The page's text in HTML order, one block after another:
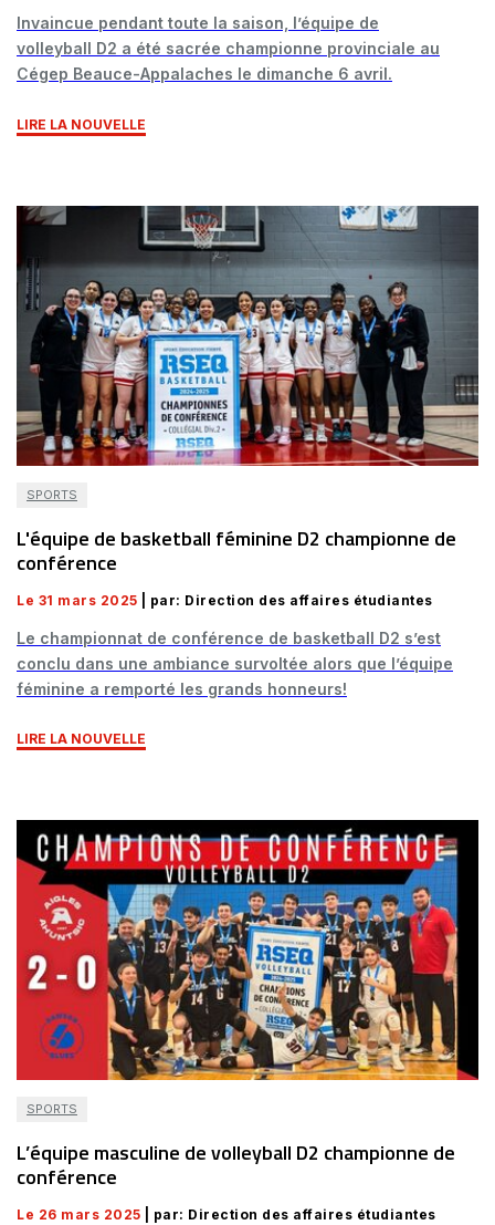
Invaincue pendant toute la saison, l’équipe de
volleyball D2 a été sacrée championne provinciale au
Cégep Beauce-Appalaches le dimanche 6 avril.
LIRE LA NOUVELLE
SPORTS
L'équipe de basketball féminine D2 championne de
conférence
Le 31 mars 2025 | par: Direction des affaires étudiantes
Le championnat de conférence de basketball D2 s’est
conclu dans une ambiance survoltée alors que l’équipe
féminine a remporté les grands honneurs!
LIRE LA NOUVELLE
SPORTS
L’équipe masculine de volleyball D2 championne de
conférence
Le 26 mars 2025 | par: Direction des affaires étudiantes